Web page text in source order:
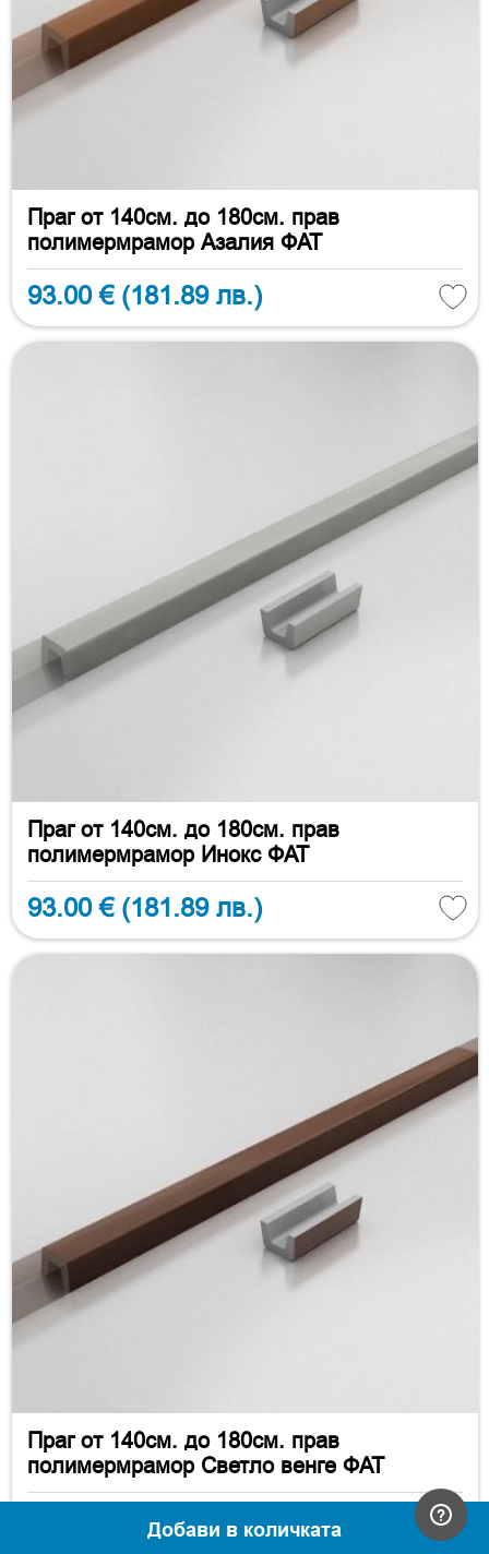
Добави в количката
Праг от 140см. до 180см. прав
полимермрамор Азалия ФАТ
93.00 € (181.89 лв.)
Праг от 140см. до 180см. прав
полимермрамор Инокс ФАТ
93.00 € (181.89 лв.)
Праг от 140см. до 180см. прав
полимермрамор Светло венге ФАТ
(181.89 лв.)